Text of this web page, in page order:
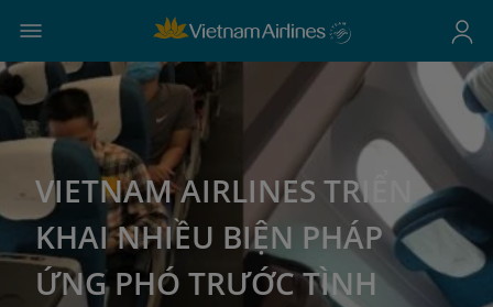
VIETNAM AIRLINES TRIỂN
KHAI NHIỀU BIỆN PHÁP
ỨNG PHÓ TRƯỚC TÌNH